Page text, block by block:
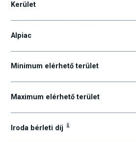
Kerület
Alpiac
Minimum elérhető terület
Maximum elérhető terület
Iroda bérleti díj i